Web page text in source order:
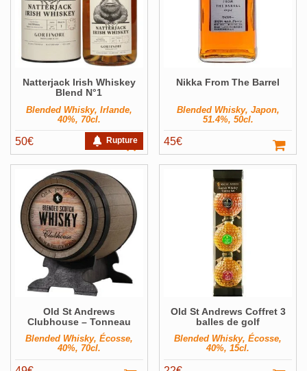
Rupture
Natterjack Irish Whiskey
Blend N°1
Blended Whisky, Irlande,
40%, 70cl.
50€
Nikka From The Barrel
Blended Whisky, Japon,
51.4%, 50cl.
45€
Old St Andrews
Clubhouse – Tonneau
Blended Whisky, Écosse,
40%, 70cl.
Old St Andrews Coffret 3
balles de golf
Blended Whisky, Écosse,
40%, 15cl.